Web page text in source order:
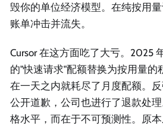
毁你的单位经济模型。在纯按用
账单冲击并流失。
Cursor 在这方面吃了大亏。2025
的"快速请求"配额替换为按用量的
在一天之内就耗尽了月度配额。
公开道歉，公司也进行了退款处
格水平，而在于不可预测性。原